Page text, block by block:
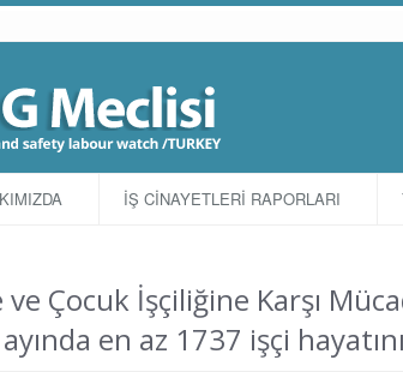
İŞ CİNAYETLERİ RAPORLARI
Çocuk İşçiliğine Karşı
en az 1737 işçi